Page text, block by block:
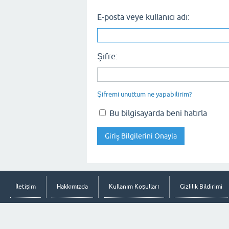
E-posta veye kullanıcı adı:
Şifre:
Şifremi unuttum ne yapabilirim?
Bu bilgisayarda beni hatırla
İletişim Hakkımızda Kullanım Koşulları Gizlilik Bildirimi